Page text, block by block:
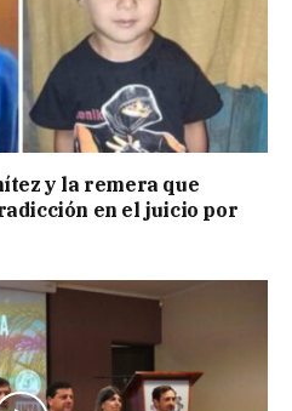
y la remera que
en el juicio por